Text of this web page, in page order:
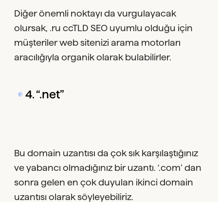
Diğer önemli noktayı da vurgulayacak
olursak, .ru ccTLD SEO uyumlu olduğu için
müşteriler web sitenizi arama motorları
aracılığıyla organik olarak bulabilirler.
4. “.net”
Bu domain uzantısı da çok sık karşılaştığınız
ve yabancı olmadığınız bir uzantı. ‘.com’ dan
sonra gelen en çok duyulan ikinci domain
uzantısı olarak söyleyebiliriz.